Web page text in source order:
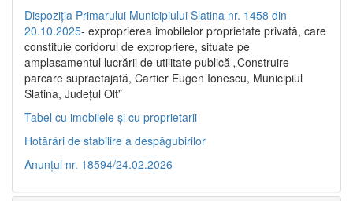
Dispoziția Primarului Municipiului Slatina nr. 1458 din
20.10.2025- exproprierea imobilelor proprietate privată, care
constituie coridorul de expropriere, situate pe
amplasamentul lucrării de utilitate publică „Construire
parcare supraetajată, Cartier Eugen Ionescu, Municipiul
Slatina, Județul Olt”
Tabel cu imobilele și cu proprietarii
Hotărâri de stabilire a despăgubirilor
Anunțul nr. 18594/24.02.2026